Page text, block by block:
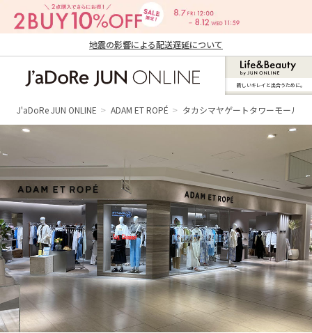
地震の影響による配送遅延について
ン オンライン）
新しいキレイと出合うために。
J'aDoRe JUN ONLINE ADAM ET ROPÉ タカシマヤゲートタワーモール